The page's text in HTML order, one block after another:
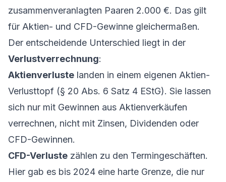
zusammenveranlagten Paaren 2.000 €. Das gilt
für Aktien- und CFD-Gewinne gleichermaßen.
Der entscheidende Unterschied liegt in der
Verlustverrechnung:
Aktienverluste landen in einem eigenen Aktien-
Verlusttopf (§ 20 Abs. 6 Satz 4 EStG). Sie lassen
sich nur mit Gewinnen aus Aktienverkäufen
verrechnen, nicht mit Zinsen, Dividenden oder
CFD-Gewinnen.
CFD-Verluste zählen zu den Termingeschäften.
Hier gab es bis 2024 eine harte Grenze, die nur